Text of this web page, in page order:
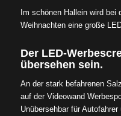
Im schönen Hallein wird bei
Weihnachten eine große
Der LED-
übersehen sein.
An der stark befahrenen
auf der Videowand
Unübersehbar für